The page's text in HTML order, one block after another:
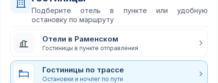
Подберите отель в пункте или удобную
остановку по маршруту
Отели в Раменском
Гостиницы в пункте отправления
Гостиницы по трассе
Остановки и ночлег по пути